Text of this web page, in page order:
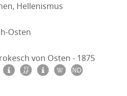
Hellenismus
Osten
von Osten - 1875